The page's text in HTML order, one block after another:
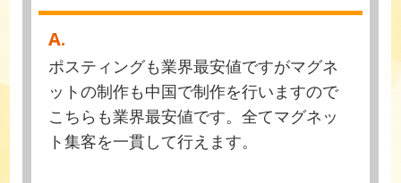
A.
ポスティングも業界最安値ですがマグネ
ットの制作も中国で制作を行いますので
こちらも業界最安値です。全てマグネッ
ト集客を一貫して行えます。